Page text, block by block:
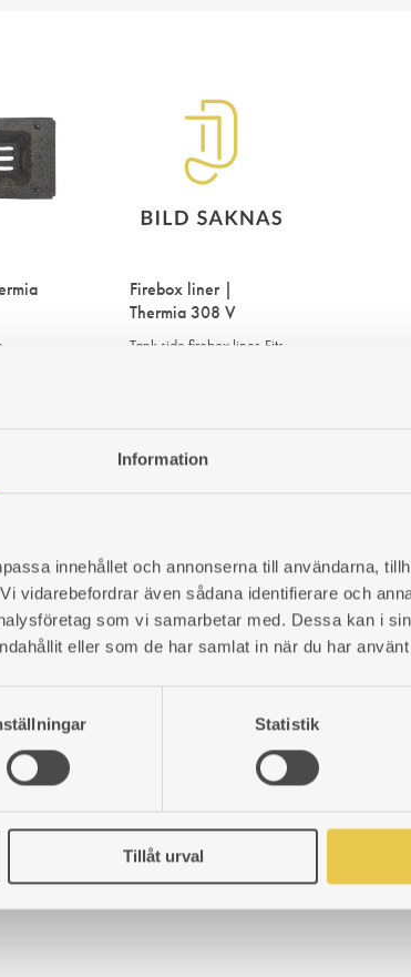
Information
innehållet och annonserna till användarna,
vidarebefordrar även sådana identifierare och
som vi samarbetar med. Dessa kan i
eller som de har samlat in när du har
Statistik
Tillåt urval
WISHLIST
Firebox liner |
Thermia 308 V
Tank side firebox liner. Fits
WISHLIST